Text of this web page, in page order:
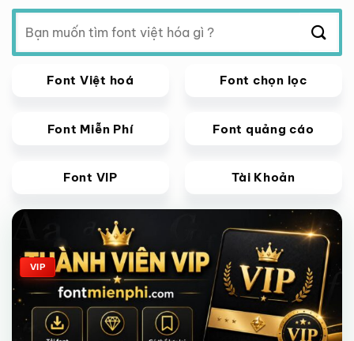
Tìm
kiếm:
Font Việt hoá Font chọn lọc
Font Miễn Phí Font quảng cáo
Font VIP Tài Khoản
Giảm giá!
VIP